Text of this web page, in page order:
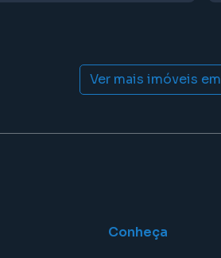
Ver mais imóveis em
Conheça